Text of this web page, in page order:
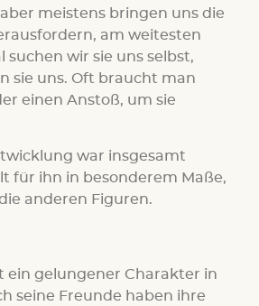
meistens bringen uns die
am weitesten
suchen wir sie uns selbst,
sie uns. Oft braucht man
einen Anstoß, um sie
war insgesamt
für ihn in besonderem Maße,
anderen Figuren.
ein gelungener Charakter in
seine Freunde haben ihre